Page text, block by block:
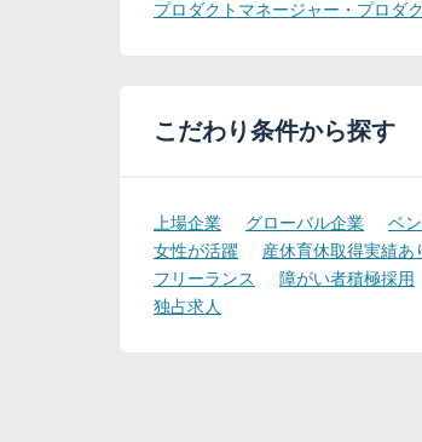
プロダクトマネージャー・プロダ
こだわり条件から探す
上場企業 グローバル企業 ベ
女性が活躍
産休育休取得実績あ
フリーランス
障がい者積極採用
独占求人